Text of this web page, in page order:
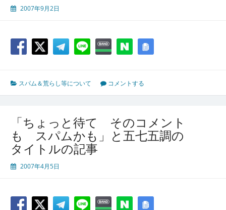
2007年9月2日
スパム＆荒らし等について コメントする
「ちょっと待て そのコメント
も スパムかも」と五七五調の
タイトルの記事
2007年4月5日